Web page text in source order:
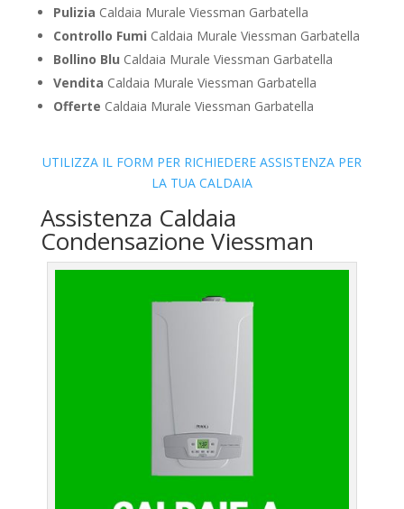
Pulizia Caldaia Murale Viessman Garbatella
Controllo Fumi Caldaia Murale Viessman Garbatella
Bollino Blu Caldaia Murale Viessman Garbatella
Vendita Caldaia Murale Viessman Garbatella
Offerte Caldaia Murale Viessman Garbatella
UTILIZZA IL FORM PER RICHIEDERE ASSISTENZA PER
LA TUA CALDAIA
Assistenza Caldaia
Condensazione Viessman